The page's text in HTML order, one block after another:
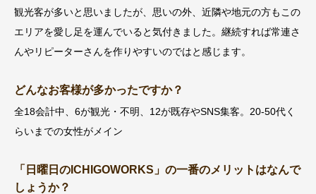
観光客が多いと思いましたが、思いの外、近隣や地元の方もこの
エリアを愛し足を運んでいると気付きました。継続すれば常連さ
んやリピーターさんを作りやすいのではと感じます。
どんなお客様が多かったですか？
全18会計中、6が観光・不明、12が既存やSNS集客。20-50代く
らいまでの女性がメイン
「日曜日のICHIGOWORKS」の一番のメリットはなんで
しょうか？